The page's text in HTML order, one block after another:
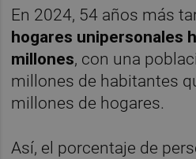
En 2024, 54 años más
hogares unipersonales
millones, con una
millones de habitantes
millones de hogares.
Así, el porcentaje de